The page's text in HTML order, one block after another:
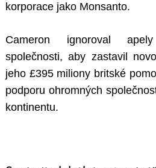
korporace jako Monsanto.
Cameron ignoroval
společnosti, aby zastavil
jeho £395 miliony britské
podporu ohromných
kontinentu.